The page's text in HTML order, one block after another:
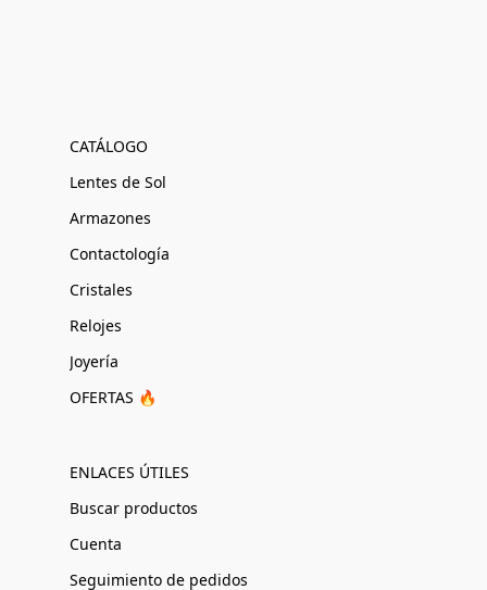
CATÁLOGO
Lentes de Sol
Armazones
Contactología
Cristales
Relojes
Joyería
OFERTAS 🔥
ENLACES ÚTILES
Buscar productos
Cuenta
Seguimiento de pedidos